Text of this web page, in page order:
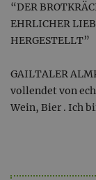
“DER
EHRLICHER
HERGESTELLT”
GAILTALER
vollendet von
Wein, Bier . Ich